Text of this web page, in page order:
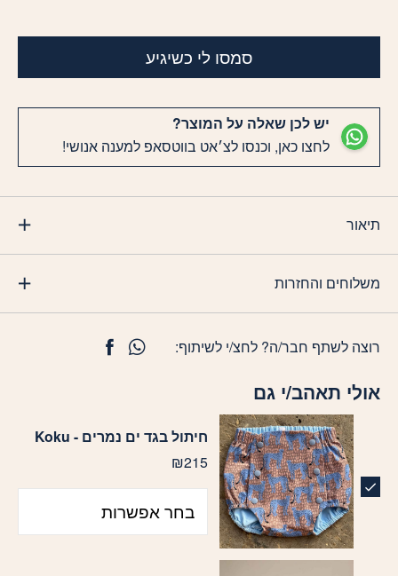
סמסו לי כשיגיע
יש לכן שאלה על המוצר?
לחצו כאן, וכנסו לצ׳אט בווטסאפ למענה אנושי!
תיאור
משלוחים והחזרות
אולי תאהב/י גם
חיתול בגד ים נמרים - Koku
₪215
רוצה לשתף חבר/ה? לחצ/י לשיתוף: